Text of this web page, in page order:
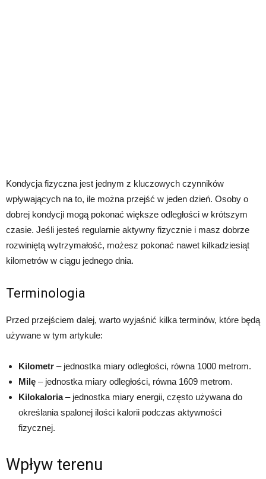
Kondycja fizyczna jest jednym z kluczowych czynników
wpływających na to, ile można przejść w jeden dzień. Osoby o
dobrej kondycji mogą pokonać większe odległości w krótszym
czasie. Jeśli jesteś regularnie aktywny fizycznie i masz dobrze
rozwiniętą wytrzymałość, możesz pokonać nawet kilkadziesiąt
kilometrów w ciągu jednego dnia.
Terminologia
Przed przejściem dalej, warto wyjaśnić kilka terminów, które będą
używane w tym artykule:
Kilometr – jednostka miary odległości, równa 1000 metrom.
Milę – jednostka miary odległości, równa 1609 metrom.
Kilokaloria– jednostka miary energii, często używana do
określania spalonej ilości kalorii podczas aktywności
fizycznej.
Wpływ terenu